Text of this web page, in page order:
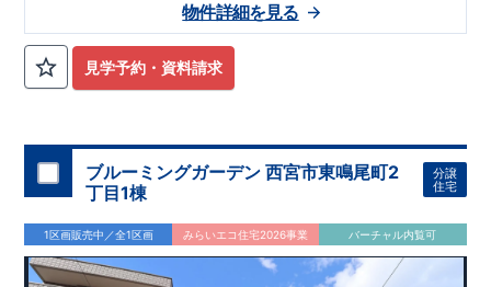
見学予約・資料請求
物件詳細を見る
ブルーミングガーデン 西宮市東鳴尾町2
丁目1棟
分譲
住宅
1区画販売中／全1区画 みらいエコ住宅2026事業 バーチャル内覧可